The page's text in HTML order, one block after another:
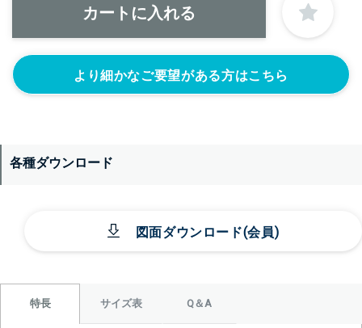
より細かなご要望がある方はこちら
各種ダウンロード
図面ダウンロード(会員)
特長 サイズ表 Q＆A